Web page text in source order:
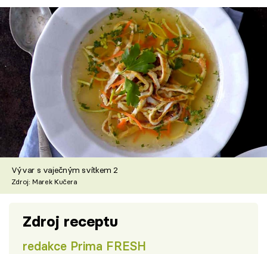
Vývar s vaječným svítkem 2
Zdroj: Marek Kučera
Zdroj receptu
redakce Prima FRESH